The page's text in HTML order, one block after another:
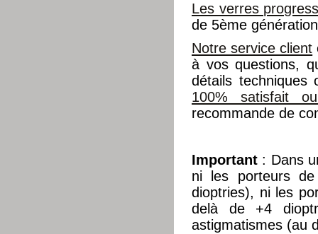
Les verres
de 5ème
Notre service client
à vos questions,
détails
100% satisfait
recommande de
Important : Dans
ni les porteurs
dioptries), ni les
delà de +4
astigmatismes (au